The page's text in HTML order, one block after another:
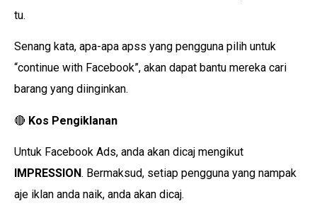
tu.
Senang kata, apa-apa apss yang pengguna pilih untuk
“continue with Facebook”, akan dapat bantu mereka cari
barang yang diinginkan.
🔴 Kos Pengiklanan
Untuk Facebook Ads, anda akan dicaj mengikut
IMPRESSION. Bermaksud, setiap pengguna yang nampak
aje iklan anda naik, anda akan dicaj.